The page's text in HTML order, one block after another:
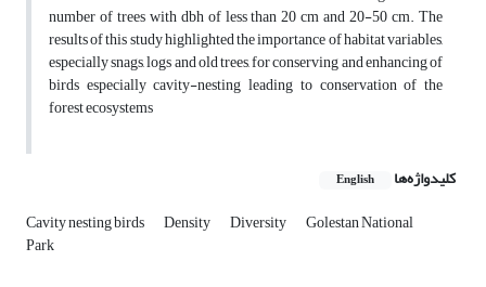
number of trees with dbh of less than 20 cm and 20-50 cm. The
results of this study highlighted the importance of habitat variables,
especially snags, logs and old trees, for conserving and enhancing of
birds especially cavity-nesting leading to conservation of the
forest ecosystems
کلیدواژه‌ها English
Cavity nesting birds Density Diversity Golestan National
Park